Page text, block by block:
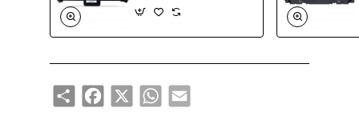
Share Facebook
X WhatsApp
Email